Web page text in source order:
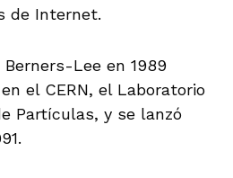
de Internet.
Lee en 1989
el CERN, el Laboratorio
Partículas, y se lanzó